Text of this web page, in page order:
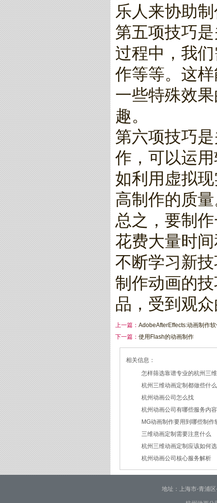
乐人来协助
第五项技巧
过程中，我
作等等。这
一些特殊效
趣。
第六项技巧
作，可以运
如利用虚拟
高制作的质
总之，要制
花费大量时
不断学习新
制作动画的
品，受到观
上一篇： AdobeAfterEffects:动画制作
下一篇： 使用Flash的动画制作
相关信息：
怎样筛选靠谱专业的杭州三
2026/07/21
杭州三维动画定制都做些什
2026/03/19
杭州动画公司怎么找
2026/03/12
杭州动画公司有哪些服务内容
2026/03/09
MG动画制作要用到哪些制作
2026/02/24
三维动画定制需要注意什么
2026/02/09
杭州三维动画定制应该如何
2026/01/30
杭州动画公司核心服务解析
2026/01/28
地址：上海市-青浦